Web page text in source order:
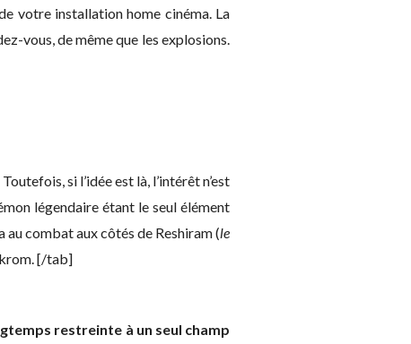
votre installation home cinéma. La
vous, de même que les explosions.
si l’idée est là, l’intérêt n’est
légendaire étant le seul élément
combat aux côtés de Reshiram (le
[/tab]
restreinte à un seul champ